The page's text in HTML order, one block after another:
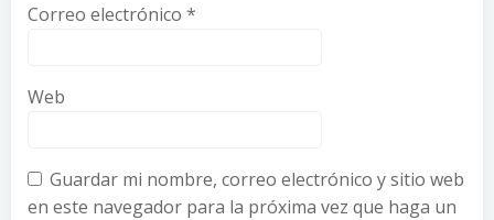
Correo electrónico *
Web
Guardar mi nombre, correo electrónico y sitio web
en este navegador para la próxima vez que haga un